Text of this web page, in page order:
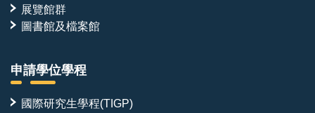
展覽館群
圖書館及檔案館
申請學位學程
國際研究生學程(TIGP)